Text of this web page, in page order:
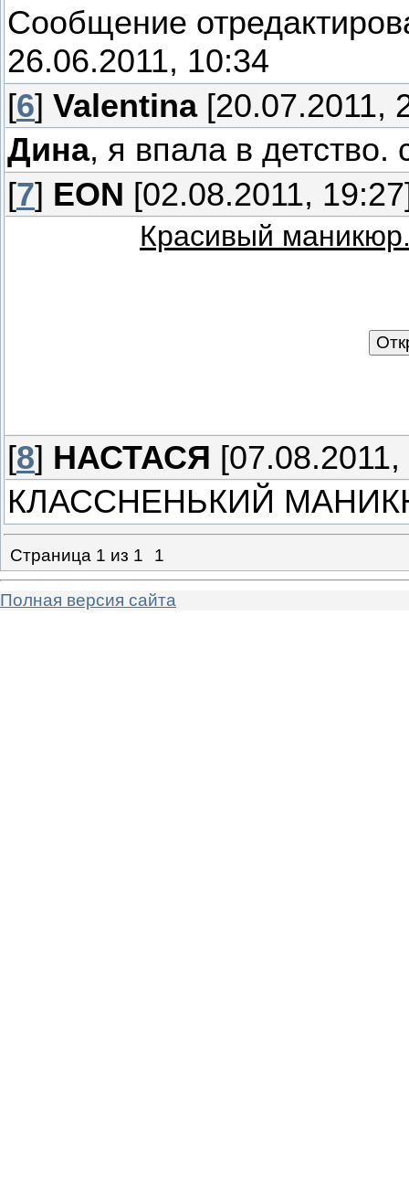
Сообщение
26.06.2011, 10:34
[6] Valentina[20.07.2011,
Дина, я впала в детство.
[7] EON [02.08.2011,
Красивый
[8] НАСТАСЯ
КЛАССНЕНЬКИЙ
Страница 1 из 1 1
Полная версия сайта